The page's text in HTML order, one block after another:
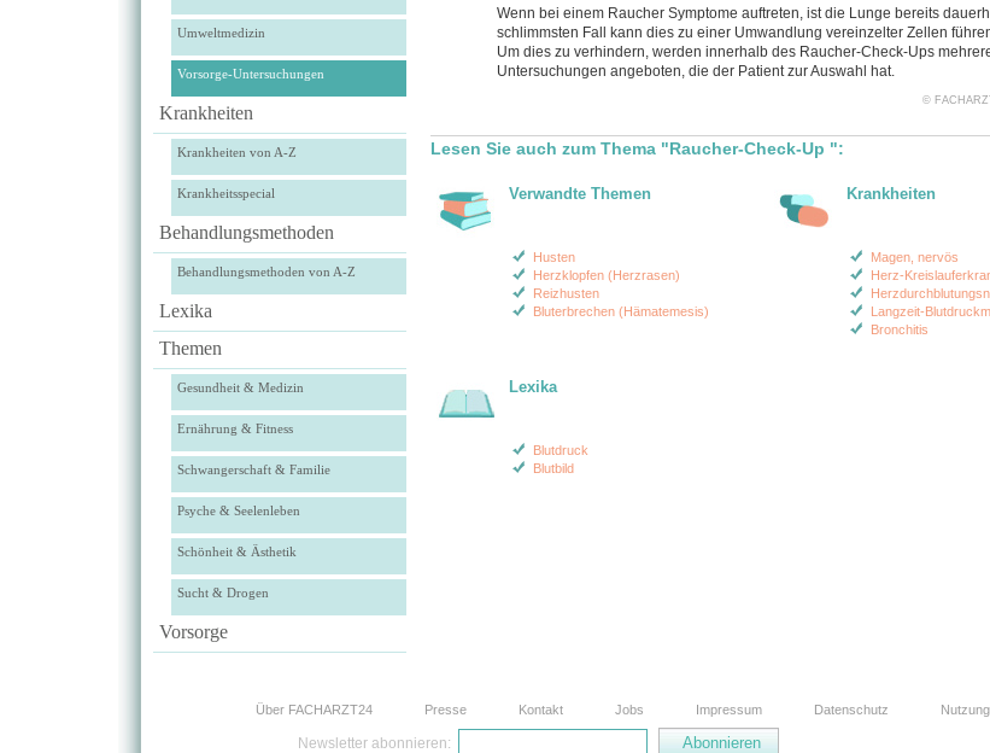
Umweltmedizin
Vorsorge-Untersuchungen
Krankheiten
Krankheiten von A-Z
Krankheitsspecial
Behandlungsmethoden
Behandlungsmethoden von A-Z
Lexika
Themen
Gesundheit & Medizin
Ernährung & Fitness
Schwangerschaft & Familie
Psyche & Seelenleben
Schönheit & Ästhetik
Sucht & Drogen
Vorsorge
Wenn bei einem Raucher Symptome auftreten, ist die Lunge bereits
schlimmsten Fall kann dies zu einer Umwandlung vereinzelter Zellen
Um dies zu verhindern, werden innerhalb des Raucher-Check-Ups
Untersuchungen angeboten, die der Patient zur Auswahl hat.
©
Lesen Sie auch zum Thema "Raucher-Check-Up ":
Verwandte Themen
Husten
Herzklopfen (Herzrasen)
Reizhusten
Bluterbrechen (Hämatemesis)
Krankheiten
Magen, nervös
Herz-
Langzeit-
Bronchitis
Lexika
Blutdruck
Blutbild
Über FACHARZT24 Presse Kontakt Jobs Impressum Datenschutz
Newsletter abonnieren: